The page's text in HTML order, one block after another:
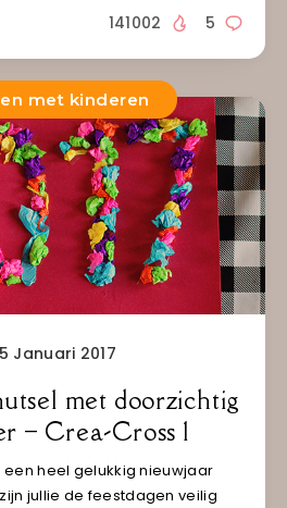
5
141002
met kinderen
5 Januari 2017
met doorzichtig
– Crea-Cross 1
een heel gelukkig nieuwjaar
jullie de feestdagen veilig